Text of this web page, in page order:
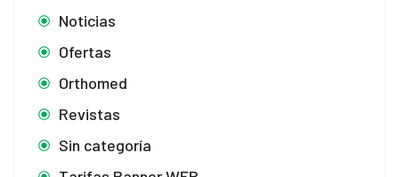
Noticias
Ofertas
Orthomed
Revistas
Sin categoría